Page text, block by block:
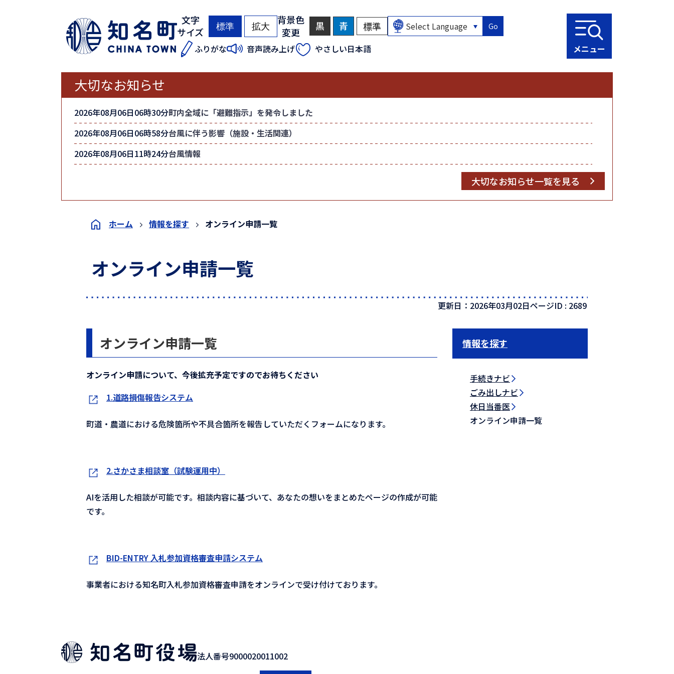
文字
サイズ
標準
（
期
拡大
（
期
背景色
変更
黒
景
色
を
色
る
青
景
色
を
色
る
標準
景
に
Go
ふりがな 音声読み上げ やさしい日本語 メニュー
大切なお知らせ
2026年08月06日06時30分町内全域に「避難指示」を発令しました
2026年08月06日06時58分台風に伴う影響（施設・生活関連）
2026年08月06日11時24分台風情報
大切なお知らせ一覧を見る
ホーム 情報を探す オンライン申請一覧
オンライン申請一覧
更新日：2026年03月02日ページID : 2689
オンライン申請一覧
オンライン申請について、今後拡充予定ですのでお待ちください
1.道路損傷報告システム
町道・農道における危険箇所や不具合箇所を報告していただくフォームになります。
2.さかさま相談室（試験運用中）
AIを活用した相談が可能です。相談内容に基づいて、あなたの想いをまとめたページの作成が可能
です。
BID-ENTRY 入札参加資格審査申請システム
事業者における知名町入札参加資格審査申請をオンラインで受け付けております。
情報を探す
手続きナビ
ごみ出しナビ
休日当番医
オンライン申請一覧
法人番号9000020011002